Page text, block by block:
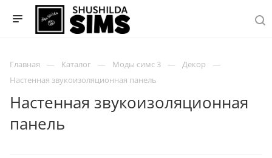
Главная Каталог Моды симс 3
Декор
Настенная звукоизоляционная панель
Настенная звукоизоляционная
панель